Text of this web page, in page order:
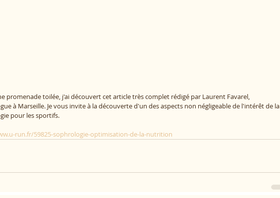
promenade toilée, j'ai découvert cet article très complet rédigé par Laurent Favarel,
à Marseille. Je vous invite à la découverte d'un des aspects non négligeable de l'intérêt de la
pour les sportifs.
run.fr/59825-sophrologie-optimisation-de-la-nutrition